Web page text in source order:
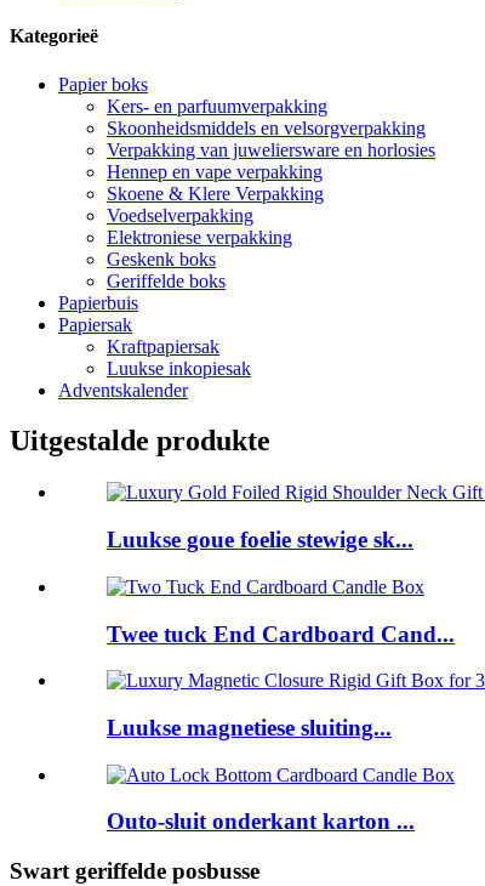
Kategorieë
Papier boks
Kers- en parfuumverpakking
Skoonheidsmiddels en velsorgverpakking
Verpakking van juweliersware en horlosies
Hennep en vape verpakking
Skoene & Klere Verpakking
Voedselverpakking
Elektroniese verpakking
Geskenk boks
Geriffelde boks
Papierbuis
Papiersak
Kraftpapiersak
Luukse inkopiesak
Adventskalender
Uitgestalde produkte
Luukse goue foelie stewige sk...
Twee tuck End Cardboard Cand...
Luukse magnetiese sluiting...
Outo-sluit onderkant karton ...
Swart geriffelde posbusse